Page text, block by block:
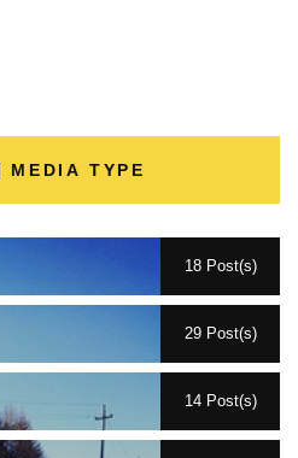
MEDIA TYPE
18 Post(s)
29 Post(s)
14 Post(s)